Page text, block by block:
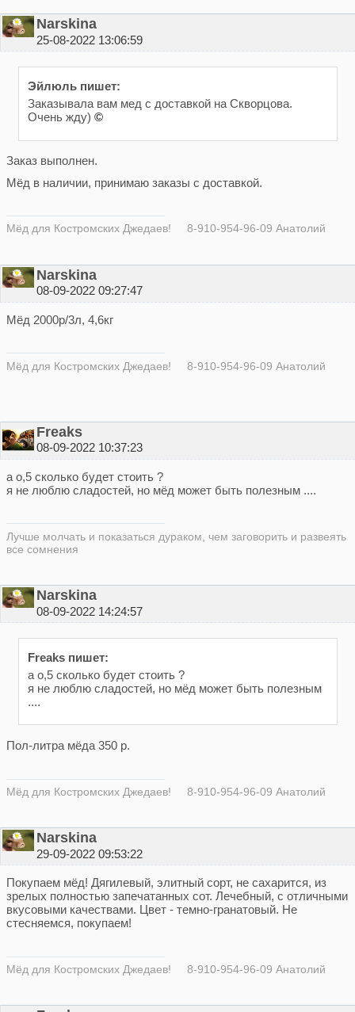
Narskina
25-08-2022 13:06:59
Эйлюль пишет:
Заказывала вам мед с доставкой на Скворцова.
Очень жду) ©
Заказ выполнен.
Мёд в наличии, принимаю заказы с доставкой.
Мёд для Костромских Джедаев! 8-910-954-96-09 Анатолий
Narskina
08-09-2022 09:27:47
Мёд 2000р/3л, 4,6кг
Мёд для Костромских Джедаев! 8-910-954-96-09 Анатолий
Freaks
08-09-2022 10:37:23
а о,5 сколько будет стоить ?
я не люблю сладостей, но мёд может быть полезным ....
Лучше молчать и показаться дураком, чем заговорить и развеять
все сомнения
Narskina
08-09-2022 14:24:57
Freaks пишет:
а о,5 сколько будет стоить ?
я не люблю сладостей, но мёд может быть полезным
....
Пол-литра мёда 350 р.
Мёд для Костромских Джедаев! 8-910-954-96-09 Анатолий
Narskina
29-09-2022 09:53:22
Покупаем мёд! Дягилевый, элитный сорт, не сахарится, из
зрелых полностью запечатанных сот. Лечебный, с отличными
вкусовыми качествами. Цвет - темно-гранатовый. Не
стесняемся, покупаем!
Мёд для Костромских Джедаев! 8-910-954-96-09 Анатолий